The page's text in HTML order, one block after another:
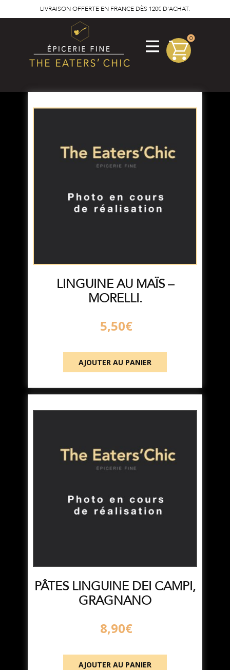
LIVRAISON OFFERTE EN FRANCE DÈS 120€ D'ACHAT.
0
LINGUINE AU MAÏS –
MORELLI.
5,50€
AJOUTER AU PANIER
PÂTES LINGUINE DEI CAMPI,
GRAGNANO
8,90€
AJOUTER AU PANIER